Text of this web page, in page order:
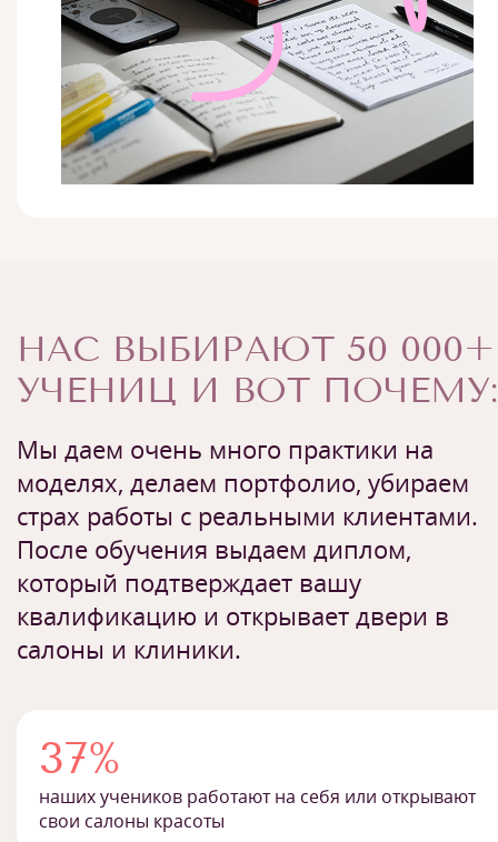
НАС ВЫБИРАЮТ 50 000+
УЧЕНИЦ И ВОТ ПОЧЕМУ:
Мы даем очень много практики на
моделях, делаем портфолио, убираем
страх работы с реальными клиентами.
После обучения выдаем диплом,
который подтверждает вашу
квалификацию и открывает двери в
салоны и клиники.
37%
наших учеников работают на себя или открывают
свои салоны красоты